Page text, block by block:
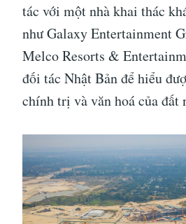
tác với một nhà khai thác
như Galaxy Entertainment
Melco Resorts &
đối tác Nhật Bản để hiểu
chính trị và văn hoá của đất